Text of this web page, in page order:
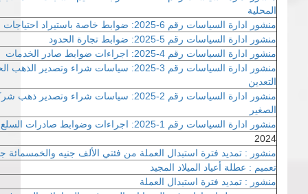
المحلية
منشور ادارة السياسات رقم 6-2025: ضوابط خاصة باستيراد احتياجات الشركات المشغلة للنفط
منشور ادارة السياسات رقم 5-2025: ضوابط تجارة الحدود
منشور ادارة السياسات رقم 4-2025: اجراءات ضوابط صادر الخدمات
منشور ادارة السياسات رقم 3-2025: سياسات شراء
التعدين
منشور ادارة السياسات رقم 2-2025: سياسات شراء
الصغير
منشور ادارة السياسات رقم 1-2025: اجراءات وضوابط صادرات السلع
2024
منشور : تمديد فترة استبدال العملة من فئتي الألف جنيه والخمسمائة
تعميم : عطلة أعياد الميلاد المجيد
منشور : تمديد فترة استبدال العملة